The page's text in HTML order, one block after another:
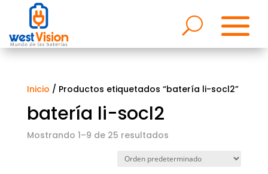
Inicio / Productos etiquetados “batería li-socl2”
batería li-socl2
Mostrando 1–9 de 25 resultados